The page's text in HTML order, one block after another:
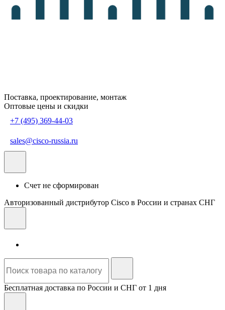
Поставка, проектирование, монтаж
Оптовые цены и скидки
+7 (495) 369-44-03
sales@cisco-russia.ru
Счет не сформирован
Авторизованный дистрибутор Cisco в России и странах СНГ
Бесплатная доставка по России и СНГ от 1 дня